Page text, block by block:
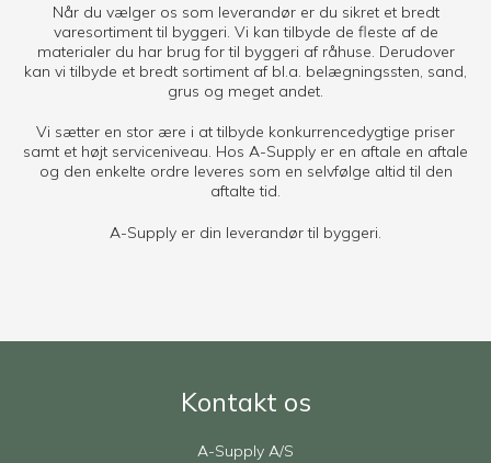
Når du vælger os som leverandør er du sikret et bredt
varesortiment til byggeri. Vi kan tilbyde de fleste af de
materialer du har brug for til byggeri af råhuse. Derudover
kan vi tilbyde et bredt sortiment af bl.a. belægningssten, sand,
grus og meget andet.
Vi sætter en stor ære i at tilbyde konkurrencedygtige priser
samt et højt serviceniveau. Hos A-Supply er en aftale en aftale
og den enkelte ordre leveres som en selvfølge altid til den
aftalte tid.
A-Supply er din leverandør til byggeri.
Kontakt os
A-Supply A/S